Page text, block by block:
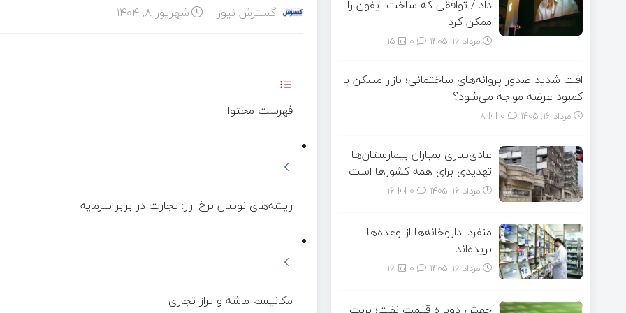
گسترش نیوز شهریور ۸, ۱۴۰۴
فهرست محتوا
ریشه‌های نوسان نرخ ارز: تجارت در برابر سرمایه
مکانیسم ماشه و تراز تجاری
داد / توافقی که ساخت آیفون را
ممکن کرد
مرداد ۱۶, ۱۴۰۵ 15
افت شدید صدور پروانه‌های ساختمانی؛ بازار مسکن با
کمبود عرضه مواجه می‌شود؟
مرداد ۱۶, ۱۴۰۵ 8
عادی‌سازی بمباران بیمارستان‌ها
تهدیدی برای همه کشورها است
مرداد ۱۶, ۱۴۰۵ 16
منفرد: داروخانه‌ها از وعده‌ها
بریده‌اند
مرداد ۱۶, ۱۴۰۵ 16